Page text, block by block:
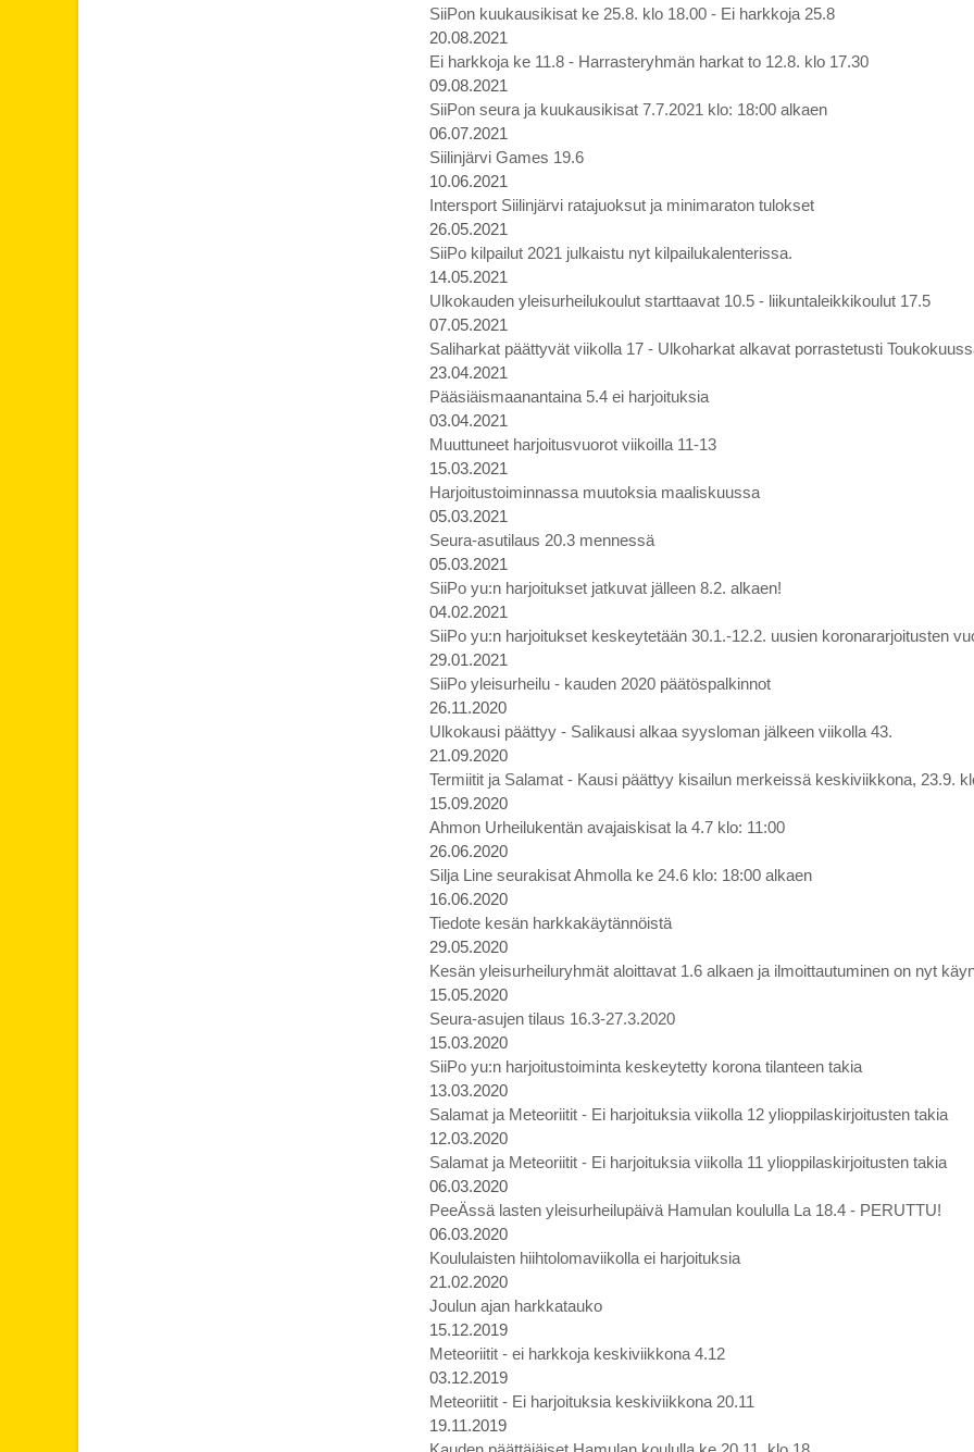
SiiPon kuukausikisat ke 25.8. klo 18.00 - Ei harkkoja 25.8
20.08.2021
Ei harkkoja ke 11.8 - Harrasteryhmän harkat to 12.8. klo 17.30
09.08.2021
SiiPon seura ja kuukausikisat 7.7.2021 klo: 18:00 alkaen
06.07.2021
Siilinjärvi Games 19.6
10.06.2021
Intersport Siilinjärvi ratajuoksut ja minimaraton tulokset
26.05.2021
SiiPo kilpailut 2021 julkaistu nyt kilpailukalenterissa.
14.05.2021
Ulkokauden yleisurheilukoulut starttaavat 10.5 - liikuntaleikkikoulut 17.5
07.05.2021
Saliharkat päättyvät viikolla 17 - Ulkoharkat alkavat porrastetusti
23.04.2021
Pääsiäismaanantaina 5.4 ei harjoituksia
03.04.2021
Muuttuneet harjoitusvuorot viikoilla 11-13
15.03.2021
Harjoitustoiminnassa muutoksia maaliskuussa
05.03.2021
Seura-asutilaus 20.3 mennessä
05.03.2021
SiiPo yu:n harjoitukset jatkuvat jälleen 8.2. alkaen!
04.02.2021
SiiPo yu:n harjoitukset keskeytetään 30.1.-12.2. uusien koronararjoitusten
29.01.2021
SiiPo yleisurheilu - kauden 2020 päätöspalkinnot
26.11.2020
Ulkokausi päättyy - Salikausi alkaa syysloman jälkeen viikolla 43.
21.09.2020
Termiitit ja Salamat - Kausi päättyy kisailun merkeissä keskiviikkona, 23.9.
15.09.2020
Ahmon Urheilukentän avajaiskisat la 4.7 klo: 11:00
26.06.2020
Silja Line seurakisat Ahmolla ke 24.6 klo: 18:00 alkaen
16.06.2020
Tiedote kesän harkkakäytännöistä
29.05.2020
Kesän yleisurheiluryhmät aloittavat 1.6 alkaen ja ilmoittautuminen on nyt
15.05.2020
Seura-asujen tilaus 16.3-27.3.2020
15.03.2020
SiiPo yu:n harjoitustoiminta keskeytetty korona tilanteen takia
13.03.2020
Salamat ja Meteoriitit - Ei harjoituksia viikolla 12 ylioppilaskirjoitusten takia
12.03.2020
Salamat ja Meteoriitit - Ei harjoituksia viikolla 11 ylioppilaskirjoitusten takia
06.03.2020
PeeÄssä lasten yleisurheilupäivä Hamulan koululla La 18.4 - PERUTTU!
06.03.2020
Koululaisten hiihtolomaviikolla ei harjoituksia
21.02.2020
Joulun ajan harkkatauko
15.12.2019
Meteoriitit - ei harkkoja keskiviikkona 4.12
03.12.2019
Meteoriitit - Ei harjoituksia keskiviikkona 20.11
19.11.2019